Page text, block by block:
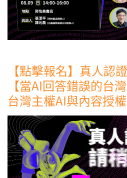
【點擊報名】真人認
【當AI回答錯誤的台
台灣主權AI與內容授權